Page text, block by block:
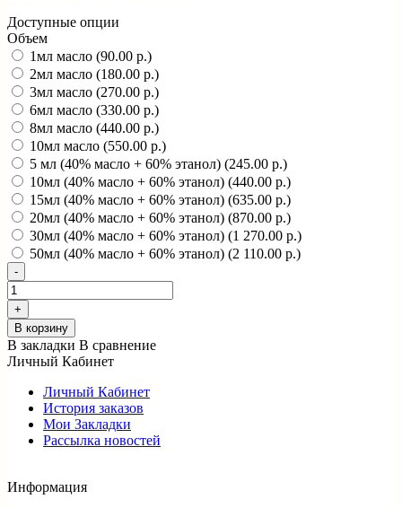
Доступные опции
Объем
1мл масло (90.00 р.)
2мл масло (180.00 р.)
3мл масло (270.00 р.)
6мл масло (330.00 р.)
8мл масло (440.00 р.)
10мл масло (550.00 р.)
5 мл (40% масло + 60% этанол) (245.00 р.)
10мл (40% масло + 60% этанол) (440.00 р.)
15мл (40% масло + 60% этанол) (635.00 р.)
20мл (40% масло + 60% этанол) (870.00 р.)
30мл (40% масло + 60% этанол) (1 270.00 р.)
50мл (40% масло + 60% этанол) (2 110.00 р.)
В корзину
В закладки В сравнение
Личный Кабинет
Личный Кабинет
История заказов
Мои Закладки
Рассылка новостей
Информация